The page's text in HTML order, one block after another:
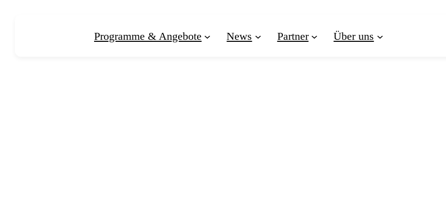
Programme & Angebote News Partner Über uns